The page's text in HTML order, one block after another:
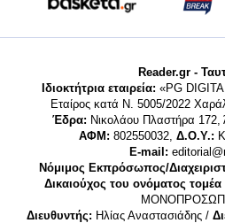
Reader.gr -
Ιδιοκτήτρια εταιρεία: «PG
Εταίρος κατά Ν. 5005/2022
Έδρα: Νικολάου Πλαστήρα 172,
ΑΦΜ: 802550032, Δ.Ο.Υ.:
E-mail:
Νόμιμος Εκπρόσωπος/
Δικαιούχος του ονόματος
Διευθυντής: Ηλίας Αναστασιάδης /